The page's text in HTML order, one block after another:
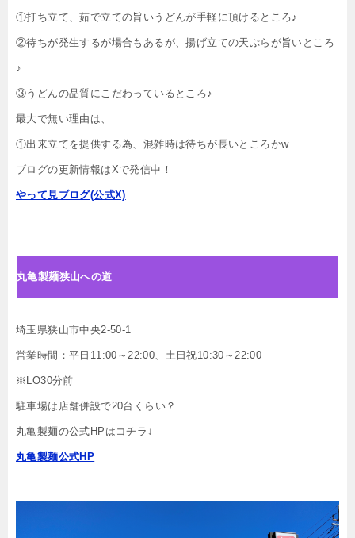
①打ち立て、茹で立ての旨いうどんが手軽に頂けるところ♪
②待ちが発生するが場合もあるが、揚げ立ての天ぷらが旨いところ
♪
③うどんの品質にこだわっているところ♪
最大で無い理由は、
①出来立てを提供する為、混雑時は待ちが長いところかw
ブログの更新情報はXで発信中！
やって見ブログ(公式X)
丸亀製麺狭山への道
埼玉県狭山市中央2-50-1
営業時間：平日11:00～22:00、土日祝10:30～22:00
※LO30分前
駐車場は店舗併設で20台くらい？
丸亀製麺の公式HPはコチラ↓
丸亀製麺公式HP